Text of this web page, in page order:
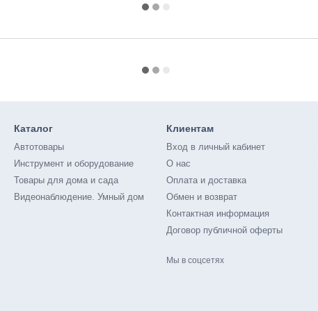
Каталог
Автотовары
Инструмент и оборудование
Товары для дома и сада
Видеонаблюдение. Умный дом
Клиентам
Вход в личный кабинет
О нас
Оплата и доставка
Обмен и возврат
Контактная информация
Договор публичной оферты
Мы в соцсетях